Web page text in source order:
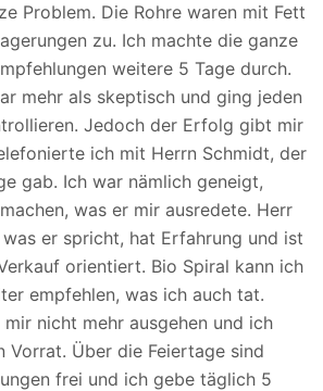
Problem. Die Rohre waren mit Fett
zu. Ich machte die ganze
weitere 5 Tage durch.
mehr als skeptisch und ging jeden
Jedoch der Erfolg gibt mir
ich mit Herrn Schmidt, der
gab. Ich war nämlich geneigt,
was er mir ausredete. Herr
er spricht, hat Erfahrung und ist
orientiert. Bio Spiral kann ich
empfehlen, was ich auch tat.
nicht mehr ausgehen und ich
Vorrat. Über die Feiertage sind
frei und ich gebe täglich 5